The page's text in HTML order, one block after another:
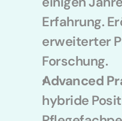
Erfahrung.
erweiterter
Forschung.
hybride